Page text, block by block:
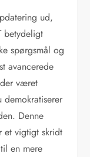
ud,
betydeligt
spørgsmål og
avancerede
været
Denne
et vigtigt skridt
en mere